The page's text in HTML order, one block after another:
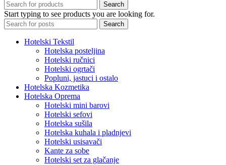
Search
Start typing to see products you are looking for.
Search
Hotelski Tekstil
Hotelska posteljina
Hotelski ručnici
Hotelski ogrtači
Popluni, jastuci i ostalo
Hotelska Kozmetika
Hotelska Oprema
Hotelski mini barovi
Hotelski sefovi
Hotelska sušila
Hotelska kuhala i pladnjevi
Hotelski usisavači
Kante za sobe
Hotelski set za glačanje